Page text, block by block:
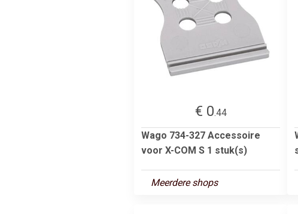
€ 0.44
Wago 734-327 Accessoire
voor X-COM S 1 stuk(s)
Meerdere shops